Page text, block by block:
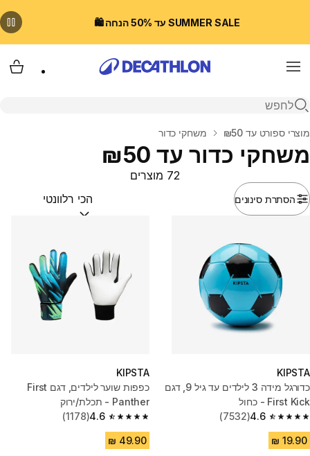
SUMMER SALE עד 50% הנחה 🛍️
Menu
פתיחת חיפוש
בית
מוצרי ספורט עד ₪50 משחקי כדור
משחקי כדור עד ₪50
הסתרת סינונים
72 מוצרים
מיין לפי:(optional)
KIPSTA
כדורגל מידה 3 לילדים עד גיל 9, דגם
First Kick - כחול
4.6
4.6 out of 5 stars from 7532 reviews
(7532)
KIPSTA
כפפות שוער לילדים, דגם First
Panther - תכלת/ירוק
4.6
4.6 out of 5 stars from 1178 reviews
(1178)